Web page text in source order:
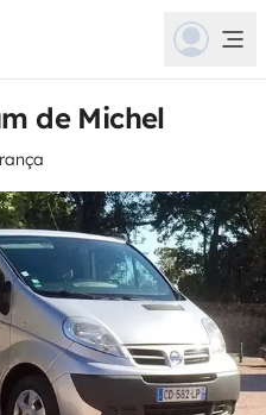
de Michel